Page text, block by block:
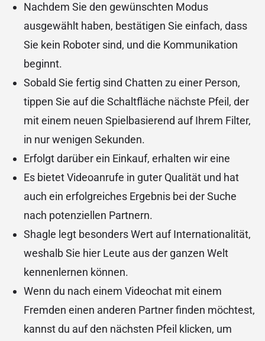
Nachdem Sie den gewünschten Modus
ausgewählt haben, bestätigen Sie einfach, dass
Sie kein Roboter sind, und die Kommunikation
beginnt.
Sobald Sie fertig sind Chatten zu einer Person,
tippen Sie auf die Schaltfläche nächste Pfeil, der
mit einem neuen Spielbasierend auf Ihrem Filter,
in nur wenigen Sekunden.
Erfolgt darüber ein Einkauf, erhalten wir eine
Es bietet Videoanrufe in guter Qualität und hat
auch ein erfolgreiches Ergebnis bei der Suche
nach potenziellen Partnern.
Shagle legt besonders Wert auf Internationalität,
weshalb Sie hier Leute aus der ganzen Welt
kennenlernen können.
Wenn du nach einem Videochat mit einem
Fremden einen anderen Partner finden möchtest,
kannst du auf den nächsten Pfeil klicken, um